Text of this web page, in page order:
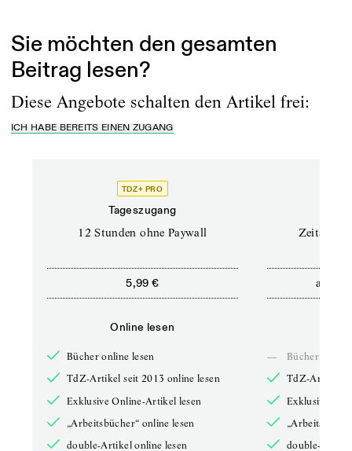
Sie möchten den gesamten
Beitrag lesen?
Diese Angebote schalten den Artikel frei:
ICH HABE BEREITS EINEN ZUGANG
TDZ+ PRO
Tageszugang
12 Stunden ohne Paywall
5,99 €
Online lesen
Bücher online lesen
TdZ-Artikel seit 2013 online lesen
Exklusive Online-Artikel lesen
„Arbeitsbücher“ online lesen
double-Artikel online lesen
ab
—
Bücher online
TdZ-Artikel
Exklusive
double-